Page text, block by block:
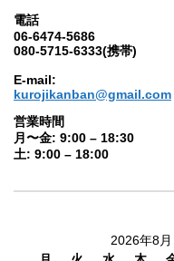
電話
06-6474-5686
080-5715-6333(携帯)
E-mail:
kurojikanban@gmail.com
営業時間
月〜金: 9:00 – 18:30
土: 9:00 – 18:00
2026年8月